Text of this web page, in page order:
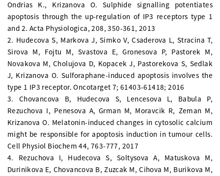
Ondrias K., Krizanova O. Sulphide signalling potentiates
apoptosis through the up-regulation of IP3 receptors type 1
and 2. Acta Physiologica, 208, 350-361, 2013
2. Hudecova S, Markova J, Simko V, Csaderova L, Stracina T,
Sirova M, Fojtu M, Svastova E, Gronesova P, Pastorek M,
Novakova M, Cholujova D, Kopacek J, Pastorekova S, Sedlak
J, Krizanova O. Sulforaphane-induced apoptosis involves the
type 1 IP3 receptor. Oncotarget 7; 61403-61418; 2016
3. Chovancova B, Hudecova S, Lencesova L, Babula P,
Rezuchova I, Penesova A, Grman M, Moravcik R, Zeman M,
Krizanova O. Melatonin-induced changes in cytosolic calcium
might be responsible for apoptosis induction in tumour cells.
Cell Physiol Biochem 44, 763-777, 2017
4. Rezuchova I, Hudecova S, Soltysova A, Matuskova M,
Durinikova E, Chovancova B, Zuzcak M, Cihova M, Burikova M,